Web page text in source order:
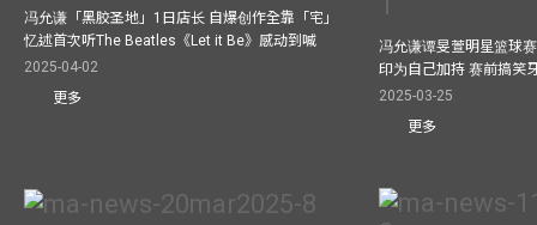
冯允谦「黑胶圣地」1日店长 自爆创作全靠「宅」
忆述首次听The Beatles《Let it Be》感动到喊
2025-04-02
更多
冯允谦谭旻萱明星篮球
印为自己加持 赛前搞笑
2025-03-25
更多